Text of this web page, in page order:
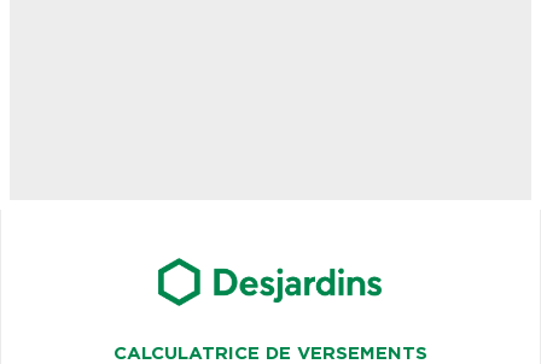
CALCULATRICE DE VERSEMENTS